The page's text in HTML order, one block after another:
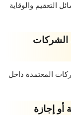
التعقيم والوقاية
الشركات
المعتمدة داخل
إجازة